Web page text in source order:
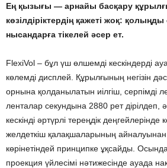
Ең қызығы — арнайы басқару
көзілдіріктердің қажеті жоқ:
нысандарға тікелей әсер ет.
FlexiVol – бұл үш өлшемді кескіндерді
көлемді дисплей. Құрылғының негізін
орнына қолданылатын иілгіш, серпімді
ленталар секундына 2880 рет дірілдеп,
кескінді әртүрлі тереңдік
желдеткіш қалақшаларының айналуынан
көрінетіндей принципке ұқсайды.
проекция үйлесімі нәтижесінде ауада